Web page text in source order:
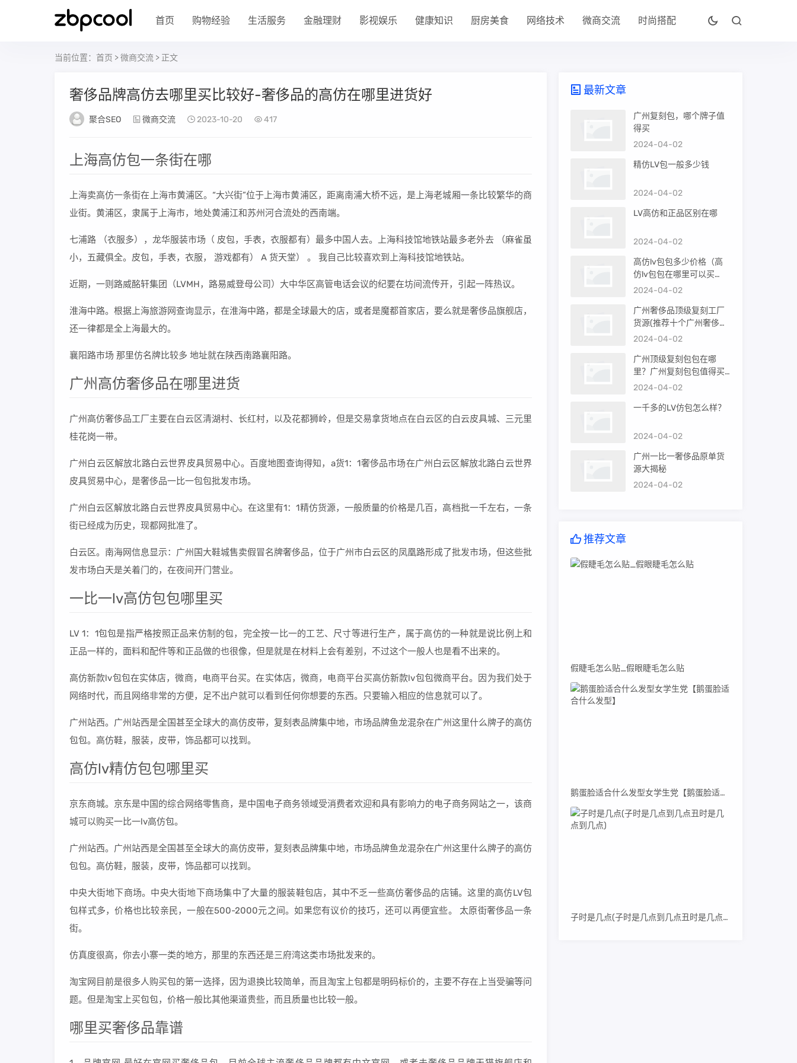
首页 购物经验 生活服务 金融理财 影视娱乐 健康知识 厨房美食 网络技术 微商交流 时尚搭配
当前位置： 首页 >微商交流 > 正文
奢侈品牌高仿去哪里买比较好-奢侈品的高仿在哪里进货好
聚合SEO 微商交流 2023-10-20 417
上海高仿包一条街在哪
上海卖高仿一条街在上海市黄浦区。“大兴街”位于上海市黄浦区，距离南浦大桥不远，是上海老城厢一条比较繁华的商
业街。黄浦区，隶属于上海市，地处黄浦江和苏州河合流处的西南端。
七浦路 （衣服多），龙华服装市场（ 皮包，手表，衣服都有）最多中国人去。上海科技馆地铁站最多老外去 （麻雀虽
小，五藏俱全。皮包，手表，衣服， 游戏都有） A 货天堂） 。 我自己比较喜欢到上海科技馆地铁站。
近期，一则路威酩轩集团（LVMH，路易威登母公司）大中华区高管电话会议的纪要在坊间流传开，引起一阵热议。
淮海中路。根据上海旅游网查询显示，在淮海中路，都是全球最大的店，或者是魔都首家店，要么就是奢侈品旗舰店，
还一律都是全上海最大的。
襄阳路市场 那里仿名牌比较多 地址就在陕西南路襄阳路。
广州高仿奢侈品在哪里进货
广州高仿奢侈品工厂主要在白云区清湖村、长红村，以及花都狮岭，但是交易拿货地点在白云区的白云皮具城、三元里
桂花岗一带。
广州白云区解放北路白云世界皮具贸易中心。百度地图查询得知，a货1：1奢侈品市场在广州白云区解放北路白云世界
皮具贸易中心，是奢侈品一比一包包批发市场。
广州白云区解放北路白云世界皮具贸易中心。在这里有1：1精仿货源，一般质量的价格是几百，高档批一千左右，一条
街已经成为历史，现都网批准了。
白云区。南海网信息显示：广州国大鞋城售卖假冒名牌奢侈品，位于广州市白云区的凤凰路形成了批发市场，但这些批
发市场白天是关着门的，在夜间开门营业。
一比一lv高仿包包哪里买
LV 1：1包包是指严格按照正品来仿制的包，完全按一比一的工艺、尺寸等进行生产，属于高仿的一种就是说比例上和
正品一样的，面料和配件等和正品做的也很像，但是就是在材料上会有差别，不过这个一般人也是看不出来的。
高仿新款lv包包在实体店，微商，电商平台买。在实体店，微商，电商平台买高仿新款lv包包微商平台。因为我们处于
网络时代，而且网络非常的方便，足不出户就可以看到任何你想要的东西。只要输入相应的信息就可以了。
广州站西。广州站西是全国甚至全球大的高仿皮带，复刻表品牌集中地，市场品牌鱼龙混杂在广州这里什么牌子的高仿
包包。高仿鞋，服装，皮带，饰品都可以找到。
高仿lv精仿包包哪里买
京东商城。京东是中国的综合网络零售商，是中国电子商务领域受消费者欢迎和具有影响力的电子商务网站之一，该商
城可以购买一比一lv高仿包。
广州站西。广州站西是全国甚至全球大的高仿皮带，复刻表品牌集中地，市场品牌鱼龙混杂在广州这里什么牌子的高仿
包包。高仿鞋，服装，皮带，饰品都可以找到。
中央大街地下商场。中央大街地下商场集中了大量的服装鞋包店，其中不乏一些高仿奢侈品的店铺。这里的高仿LV包
包样式多，价格也比较亲民，一般在500-2000元之间。如果您有议价的技巧，还可以再便宜些。 太原街奢侈品一条
街。
仿真度很高，你去小寨一类的地方，那里的东西还是三府湾这类市场批发来的。
淘宝网目前是很多人购买包的第一选择，因为退换比较简单，而且淘宝上包都是明码标价的，主要不存在上当受骗等问
题。但是淘宝上买包包，价格一般比其他渠道贵些，而且质量也比较一般。
哪里买奢侈品靠谱
最新文章
广州复刻包，哪个牌子值
得买
2024-04-02
精仿LV包一般多少钱
2024-04-02
LV高仿和正品区别在哪
2024-04-02
高仿lv包包多少价格（高
仿lv包包在哪里可以买
到）
2024-04-02
广州奢侈品顶级复刻工厂
货源(推荐十个广州奢侈品
购买渠道)
2024-04-02
广州顶级复刻包包在哪
里？广州复刻包包值得买
吗？
2024-04-02
一千多的LV仿包怎么样？
2024-04-02
广州一比一奢侈品原单货
源大揭秘
2024-04-02
推荐文章
假睫毛怎么贴_假眼睫毛怎么贴
鹅蛋脸适合什么发型女学生党【鹅蛋脸适合什么发型】
子时是几点(子时是几点到几点丑时是几点到几点)